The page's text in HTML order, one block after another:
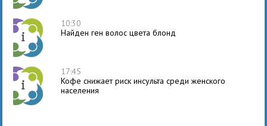
10:30
Найден ген волос цвета блонд
17:45
Кофе снижает риск инсульта среди женского
населения